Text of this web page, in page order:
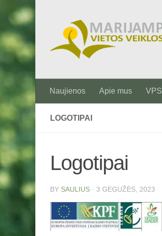
Naujienos Apie mus VPS
LOGOTIPAI
Logotipai
BY SAULIUS · 3 GEGUŽĖS, 2023